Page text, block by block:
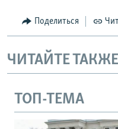
Поделиться
ЧИТАЙТЕ
ТОП-ТЕМА